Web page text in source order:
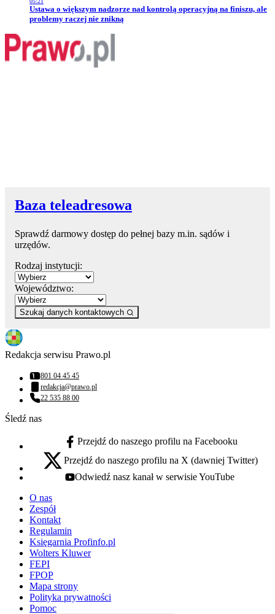
Przejdź do artykułu:
Ustawa o większym nadzorze nad kontrolą operacyjną na finiszu, ale
problemy raczej nie znikną
Baza teleadresowa
Sprawdź darmowy dostęp do pełnej bazy m.in. sądów i
urzędów.
Rodzaj instytucji:
Województwo:
Szukaj danych kontaktowych
Redakcja serwisu Prawo.pl
Numer telefonu:
801 04 45 45
Adres email:
redakcja@prawo.pl
Numer telefonu:
22 535 88 00
Śledź nas
facebook - otwiera się w nowej karcie
Przejdź do naszego profilu na Facebooku
x - otwiera się w nowej karcie
Przejdź do naszego profilu na X (dawniej Twitter)
youtube - otwiera się w nowej karcie
Odwiedź nasz kanał w serwisie YouTube
O nas
Zespół
Kontakt
Regulamin
Księgarnia Profinfo.pl
Wolters Kluwer
FEPI
FPOP
Mapa strony
Polityka prywatności
Pomoc